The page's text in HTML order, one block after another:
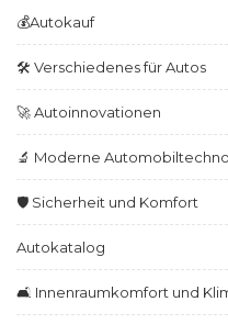
💰Autokauf
🛠️ Verschiedenes für Autos
🚀 Autoinnovationen
🔬 Moderne
🛡️ Sicherheit und Komfort
Autokatalog
🛋️ Innenraumkomfort und